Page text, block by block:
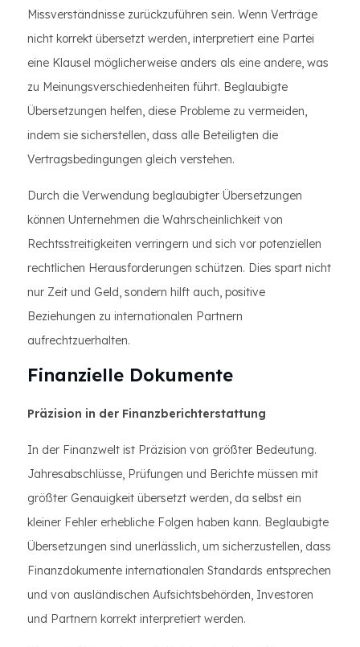
Missverständnisse zurückzuführen sein. Wenn Verträge
nicht korrekt übersetzt werden, interpretiert eine Partei
eine Klausel möglicherweise anders als eine andere, was
zu Meinungsverschiedenheiten führt. Beglaubigte
Übersetzungen helfen, diese Probleme zu vermeiden,
indem sie sicherstellen, dass alle Beteiligten die
Vertragsbedingungen gleich verstehen.
Durch die Verwendung beglaubigter Übersetzungen
können Unternehmen die Wahrscheinlichkeit von
Rechtsstreitigkeiten verringern und sich vor potenziellen
rechtlichen Herausforderungen schützen. Dies spart nicht
nur Zeit und Geld, sondern hilft auch, positive
Beziehungen zu internationalen Partnern
aufrechtzuerhalten.
Finanzielle Dokumente
Präzision in der Finanzberichterstattung
In der Finanzwelt ist Präzision von größter Bedeutung.
Jahresabschlüsse, Prüfungen und Berichte müssen mit
größter Genauigkeit übersetzt werden, da selbst ein
kleiner Fehler erhebliche Folgen haben kann. Beglaubigte
Übersetzungen sind unerlässlich, um sicherzustellen, dass
Finanzdokumente internationalen Standards entsprechen
und von ausländischen Aufsichtsbehörden, Investoren
und Partnern korrekt interpretiert werden.